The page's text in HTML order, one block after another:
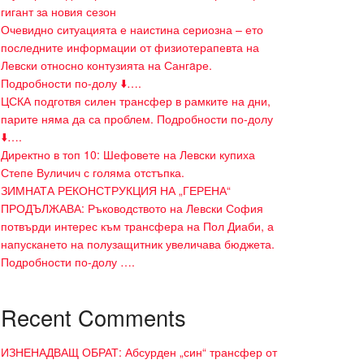
гигант за новия сезон
Очевидно ситуацията е наистина сериозна – ето
последните информации от физиотерапевта на
Левски относно контузията на Сангaре.
Подробности по-долу ⬇️….
ЦСКА подготвя силен трансфер в рамките на дни,
парите няма да са проблем. Подробности по-долу
⬇️….
Директно в топ 10: Шефовете на Левски купиха
Степе Вуличич с голяма отстъпка.
ЗИМНАТА РЕКОНСТРУКЦИЯ НА „ГЕРЕНА“
ПРОДЪЛЖАВА: Ръководството на Левски София
потвърди интерес към трансфера на Пол Диаби, а
напускането на полузащитник увеличава бюджета.
Подробности по-долу ….
Recent Comments
ИЗНЕНАДВАЩ ОБРАТ: Абсурден „син“ трансфер от